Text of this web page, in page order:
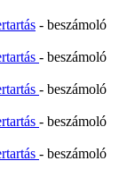
- beszámoló
- beszámoló
- beszámoló
- beszámoló
- beszámoló